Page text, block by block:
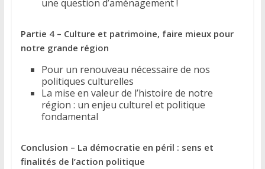
une question d’aménagement !
Partie 4 – Culture et patrimoine, faire mieux pour
notre grande région
Pour un renouveau nécessaire de nos
politiques culturelles
La mise en valeur de l’histoire de notre
région : un enjeu culturel et politique
fondamental
Conclusion – La démocratie en péril : sens et
finalités de l’action politique